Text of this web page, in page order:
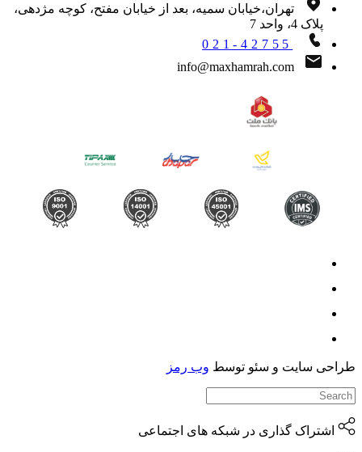
تهران،خیابان سمیه، بعد از خیابان مفتح، کوچه مژدهی،
پلاک 4، واحد 7
021-42755
info@maxhamrah.com
سایت و سئو توسطوب رمز
اشتراک گذاری در شبکه های اجتماعی